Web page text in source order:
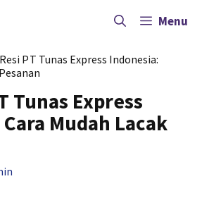
Menu
PT Tunas Express Indonesia:
Tunas Express
Mudah Lacak